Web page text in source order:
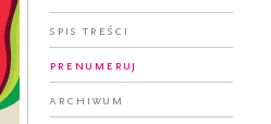
Spis treści
Prenumeruj
Archiwum